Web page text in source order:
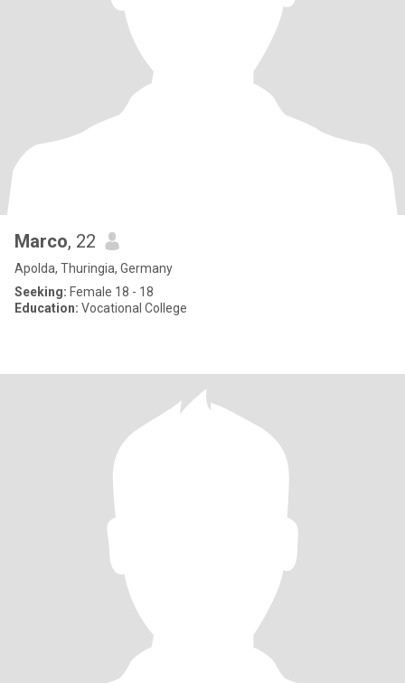
Marco, 22
Apolda, Thuringia, Germany
Seeking: Female 18 - 18
Education: Vocational College